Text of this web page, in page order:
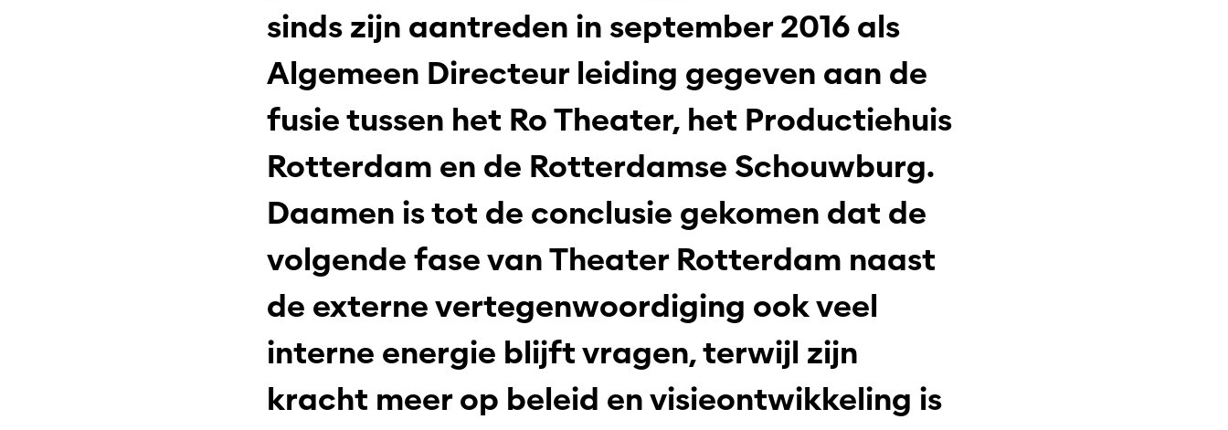
sinds zijn aantreden in september 2016 als
Algemeen Directeur leiding gegeven aan de
fusie tussen het Ro Theater, het Productiehuis
Rotterdam en de Rotterdamse Schouwburg.
Daamen is tot de conclusie gekomen dat de
volgende fase van Theater Rotterdam naast
de externe vertegenwoordiging ook veel
interne energie blijft vragen, terwijl zijn
kracht meer op beleid en visieontwikkeling is